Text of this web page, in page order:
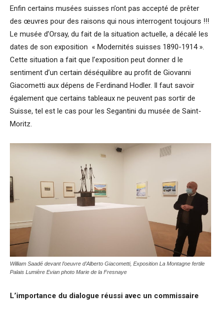
Enfin certains musées suisses n’ont pas accepté de prêter
des œuvres pour des raisons qui nous interrogent toujours !!!
Le musée d’Orsay, du fait de la situation actuelle, a décalé les
dates de son exposition « Modernités suisses 1890-1914 ».
Cette situation a fait que l’exposition peut donner d le
sentiment d’un certain déséquilibre au profit de Giovanni
Giacometti aux dépens de Ferdinand Hodler. Il faut savoir
également que certains tableaux ne peuvent pas sortir de
Suisse, tel est le cas pour les Segantini du musée de Saint-
Moritz.
William Saadé devant l’oeuvre d’Alberto Giacometti, Exposition La Montagne fertile
Palais Lumière Evian photo Marie de la Fresnaye
L’importance du dialogue réussi avec un commissaire